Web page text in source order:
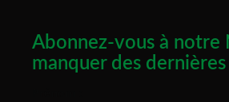
Abonnez-vous à notre
manquer des